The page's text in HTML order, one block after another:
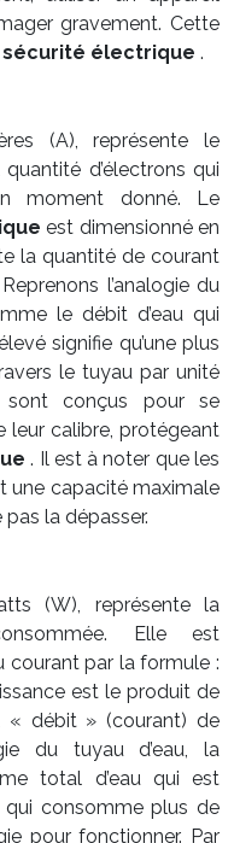
gravement. Cette
sécurité électrique .
(A), représente le
d’électrons qui
moment donné. Le
est dimensionné en
la quantité de courant
l’analogie du
le débit d’eau qui
signifie qu’une plus
le tuyau par unité
sont conçus pour se
leur calibre, protégeant
. Il est à noter que les
une capacité maximale
la dépasser.
(W), représente la
Elle est
par la formule :
est le produit de
débit » (courant) de
du tuyau d’eau, la
total d’eau qui est
consomme plus de
pour fonctionner. Par